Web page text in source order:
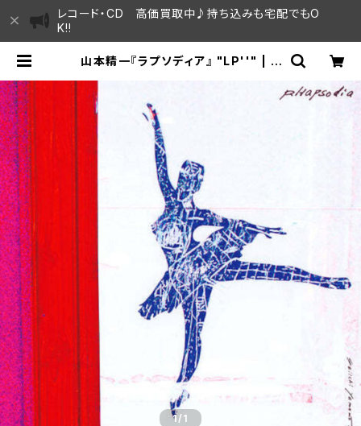
レコード・CD 高価買取中♪持ち込みも宅配でもO
K!!
山本精一『ラプソディア』 "LP''" | S
1/1